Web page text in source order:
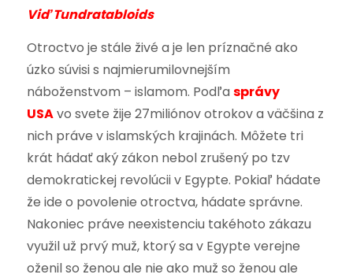
Viď Tundratabloids
Otroctvo je stále živé a je len príznačné ako
úzko súvisi s najmierumilovnejším
náboženstvom – islamom. Podľa správy
USAvo svete žije 27miliónov otrokov a väčšina z
nich práve v islamských krajinách. Môžete tri
krát hádať aký zákon nebol zrušený po tzv
demokratickej revolúcii v Egypte. Pokiaľ hádate
že ide o povolenie otroctva, hádate správne.
Nakoniec práve neexistenciu takéhoto zákazu
využil už prvý muž, ktorý sa v Egypte verejne
oženil so ženou ale nie ako muž so ženou ale